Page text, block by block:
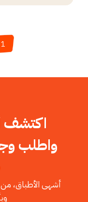
1
اكتشف
واطلب
أشهى الأطباق،